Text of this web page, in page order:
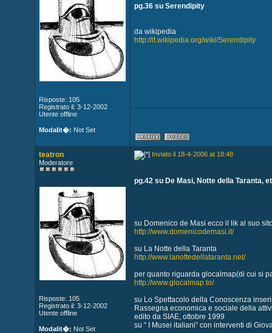
Risposte: 105
Registrato il: 3-12-2002
Utente offline
Modalit�: Not Set
pg.36 su Serendipity
da wikipedia
http://it.wikipedia.org/wiki/Serendipity
teatron
Moderatore
Risposte: 105
Registrato il: 3-12-2002
Utente offline
Modalit�: Not Set
Inviato il 18-4-2006 at 18:48
pg.42 su De Masi, Notte della Taranta,
su Domenico de Masi ecco il lik al suo
http://www.domenicodemasi.it/
su La Notte della Taranta
http://www.lanottedellataranta.net/
per quanto riguarda glocalmap(di cui si
http://www.glocalmap.to/
su Lo Spettacolo della Conoscenza
Rassegna economica e sociale della
edito da SIAE, ottobre 1999
su “ I Musei italiani” con interventi di